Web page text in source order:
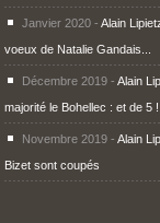
Janvier 2020 - Alain
voeux de Natalie Gandais...
Décembre 2019 - Alain
majorité le Bohellec : et de 5 !
Novembre 2019 - Alain
Bizet sont coupés